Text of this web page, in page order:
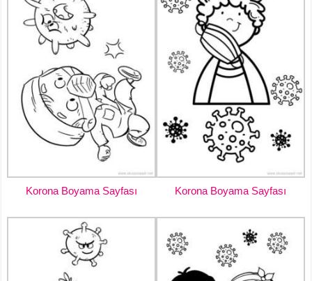
Korona Boyama Sayfası Korona Boyama Sayfası